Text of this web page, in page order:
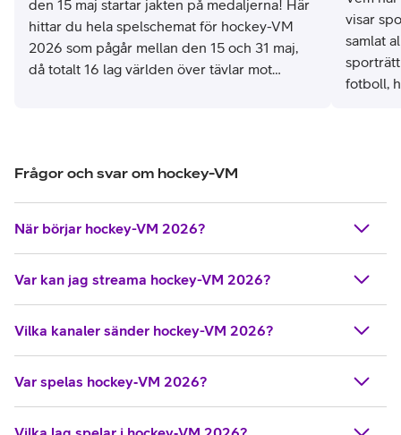
herrlandslag som anordnas av IIHF, International Ice
Hockey Federation.
Världsmästerskapet i ishockey startade 1920 då VM i
vilket gör årets turnering till den 88:e upplagan av hockey-
VM som spelas.
den 15 maj startar jakten på medaljerna! Här
hittar du hela spelschemat för hockey-VM
2026 som pågår mellan den 15 och 31 maj,
då totalt 16 lag världen över tävlar mot
visar
samlat
fotboll,
Frågor och svar om hockey-VM
När börjar hockey-VM 2026?
Var kan jag streama hockey-VM 2026?
Vilka kanaler sänder hockey-VM 2026?
Var spelas hockey‑VM 2026?